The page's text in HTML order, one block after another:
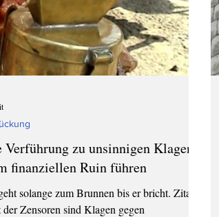
zu unsinnigen Klagen
finanziellen Ruin führen
solange zum Brunnen bis er bricht. Zitat:
Zensoren sind Klagen gegen